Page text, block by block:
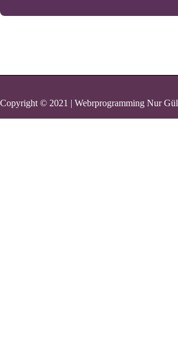
Copyright © 2021 | Webrprogramming Nur Gül